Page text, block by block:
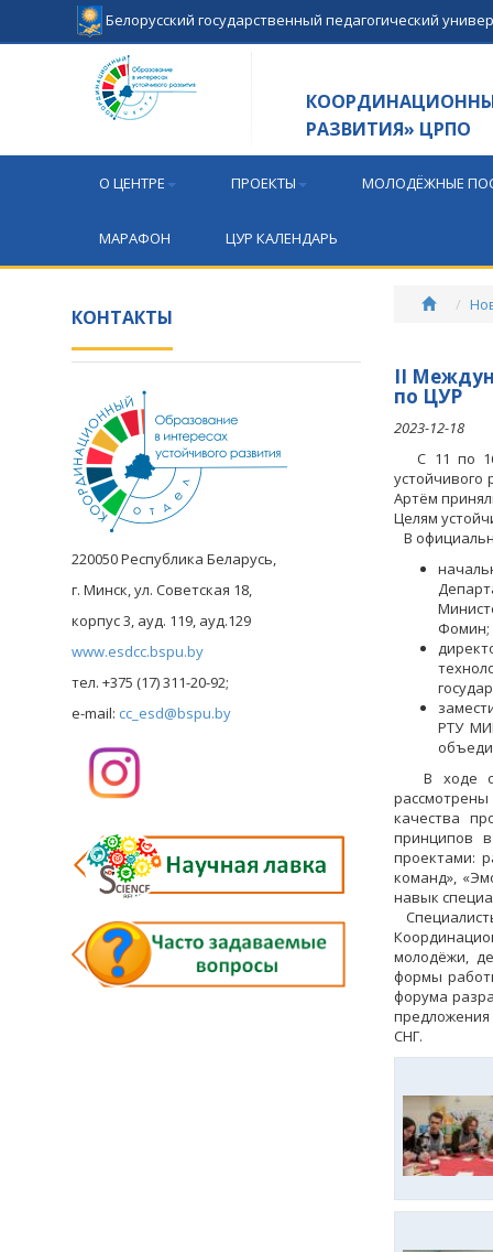
Белорусский государственный педагогический
РАЗВИТИЯ» ЦРПО
О ЦЕНТРЕ ПРОЕКТЫ МОЛОДЁЖНЫЕ
МАРАФОН ЦУР КАЛЕНДАРЬ
КОНТАКТЫ
220050 Республика Беларусь,
г. Минск, ул. Советская 18,
корпус 3, ауд. 119, ауд.129
www.esdcc.bspu.by
тел. +375 (17) 311-20-92;
e-mail: cc_esd@bspu.by
II
по ЦУР
2023-12-18
С 11 по 16
устойчивого
Артём
Целям
В
Фомин;
РТУ
В ходе
качества
принципов
проектами:
команд»,
навык
молодёжи,
формы
форума
предложения
СНГ.